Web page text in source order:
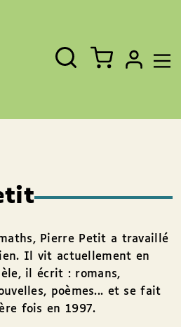
Pierre Petit a travaillé
Il vit actuellement en
il écrit : romans,
poèmes... et se fait
fois en 1997.